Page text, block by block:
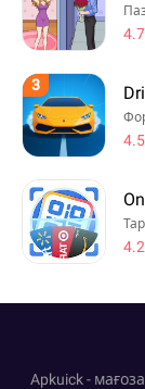
4.7
3
4.5
4.2
Apkuick -